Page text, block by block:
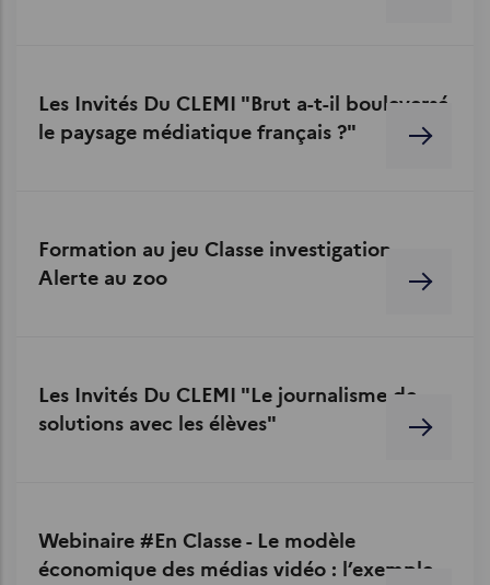
Les Invités Du CLEMI "Brut a-t-il bouleversé
le paysage médiatique français ?"
Formation au jeu Classe investigation -
Alerte au zoo
Les Invités Du CLEMI "Le journalisme de
solutions avec les élèves"
Webinaire #En Classe - Le modèle
économique des médias vidéo : l’exemple